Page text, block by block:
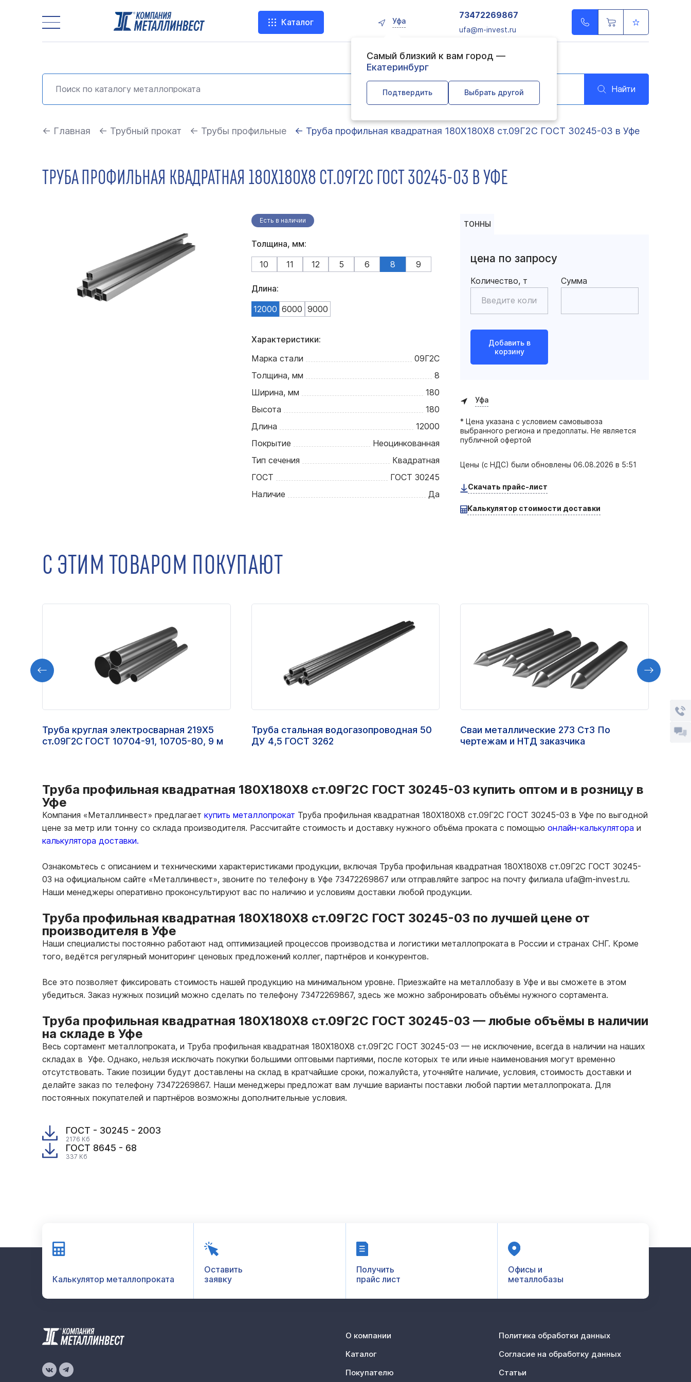
Каталог Уфа
Самый близкий к вам город —
Екатеринбург
Подтвердить Выбрать другой
73472269867
ufa@m-invest.ru
Найти
← Главная ← Трубный прокат ← Трубы профильные ← Труба профильная квадратная 180Х180Х8 ст.09Г2С ГОСТ 30245-03 в Уфе
ТРУБА ПРОФИЛЬНАЯ КВАДРАТНАЯ 180Х180Х8 СТ.09Г2С ГОСТ 30245-03 В УФЕ
Есть в наличии
Толщина, мм:
10
11 12 5 6 8 9
Длина:
12000 6000 9000
Характеристики:
Марка стали
09Г2С
Толщина, мм
8
Ширина, мм
180
Высота
180
Длина
12000
Покрытие
Неоцинкованная
Тип сечения
Квадратная
ГОСТ
ГОСТ 30245
Наличие
Да
ТОННЫ
цена по запросу
Количество, т Сумма
Добавить в
корзину
Уфа
* Цена указана с условием самовывоза
выбранного региона и предоплаты. Не является
публичной офертой
Цены (с НДС) были обновлены06.08.2026 в 5:51
Скачать прайс-лист
Калькулятор стоимости доставки
С ЭТИМ ТОВАРОМ ПОКУПАЮТ
Труба круглая электросварная 219Х5
ст.09Г2С ГОСТ 10704-91, 10705-80, 9 м
Труба стальная водогазопроводная 50
ДУ 4,5 ГОСТ 3262
Сваи металлические 273 Ст3 По
чертежам и НТД заказчика
Труба профильная квадратная 180Х180Х8 ст.09Г2С ГОСТ 30245-03 купить оптом и в розницу в
Уфе
Компания «Металлинвест» предлагает купить металлопрокат Труба профильная квадратная 180Х180Х8 ст.09Г2С ГОСТ 30245-03 в Уфе по выгодной
цене за метр или тонну со склада производителя. Рассчитайте стоимость и доставку нужного объёма проката с помощью онлайн-калькулятора и
калькулятора доставки.
Ознакомьтесь с описанием и техническими характеристиками продукции, включая Труба профильная квадратная 180Х180Х8 ст.09Г2С ГОСТ 30245-
03 на официальном сайте «Металлинвест», звоните по телефону в Уфе 73472269867 или отправляйте запрос на почту филиала ufa@m-invest.ru.
Наши менеджеры оперативно проконсультируют вас по наличию и условиям доставки любой продукции.
Труба профильная квадратная 180Х180Х8 ст.09Г2С ГОСТ 30245-03 по лучшей цене от
производителя в Уфе
Наши специалисты постоянно работают над оптимизацией процессов производства и логистики металлопроката в России и странах СНГ. Кроме
того, ведётся регулярный мониторинг ценовых предложений коллег, партнёров и конкурентов.
Все это позволяет фиксировать стоимость нашей продукцию на минимальном уровне. Приезжайте на металлобазу в Уфе и вы сможете в этом
убедиться. Заказ нужных позиций можно сделать по телефону 73472269867, здесь же можно забронировать объёмы нужного сортамента.
Труба профильная квадратная 180Х180Х8 ст.09Г2С ГОСТ 30245-03 — любые объёмы в наличии
на складе в Уфе
Весь сортамент металлопроката, и Труба профильная квадратная 180Х180Х8 ст.09Г2С ГОСТ 30245-03 — не исключение, всегда в наличии на наших
складах в Уфе. Однако, нельзя исключать покупки большими оптовыми партиями, после которых те или иные наименования могут временно
отсутствовать. Такие позиции будут доставлены на склад в кратчайшие сроки, пожалуйста, уточняйте наличие, условия, стоимость доставки и
делайте заказ по телефону 73472269867. Наши менеджеры предложат вам лучшие варианты поставки любой партии металлопроката. Для
постоянных покупателей и партнёров возможны дополнительные условия.
ГОСТ - 30245 - 2003
2176 Кб
ГОСТ 8645 - 68
337 Кб
Калькулятор металлопроката
Оставить
заявку
Получить
прайс лист
Офисы и
металлобазы
О компании
Каталог
Покупателю
Политика обработки данных
Согласие на обработку данных
Статьи